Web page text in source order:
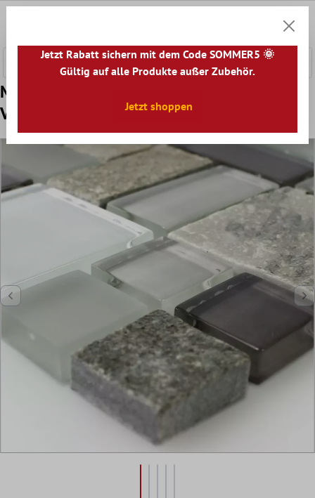
Muster Glas Naturstein Mosaikfliesen
Vermont Grau Braun
Jetzt Rabatt sichern mit dem Code SOMMER5 🌞
Gültig auf alle Produkte außer Zubehör.
Jetzt shoppen